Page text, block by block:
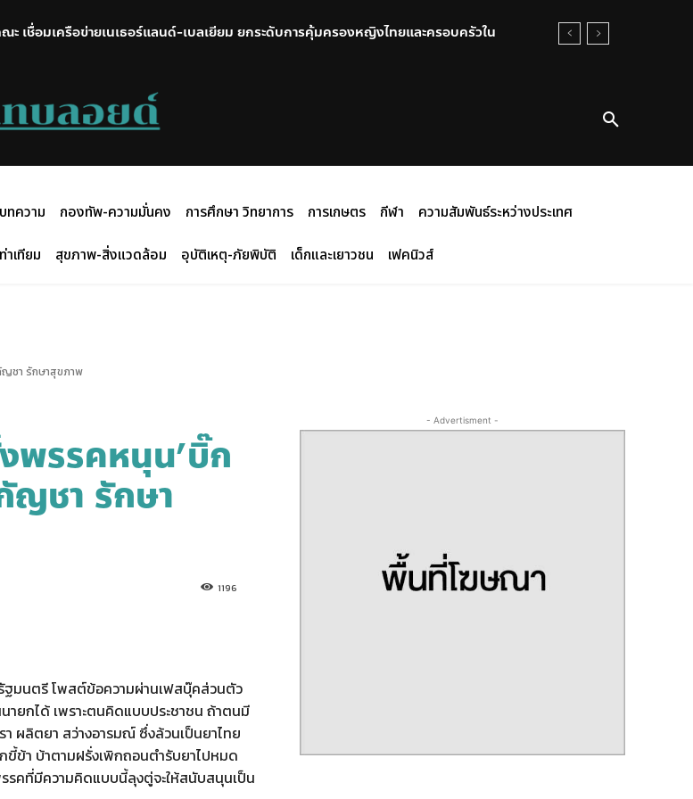
เชื่อมเครือข่ายเนเธอร์แลนด์-เบลเยียม ยกระดับการคุ้มครองหญิงไทยและครอบครัวใน
บทความ กองทัพ-ความมั่นคง การศึกษา วิทยาการ การเกษตร กีฬา
ความสัมพันธ์ระหว่างประเทศ
เทียม สุขภาพ-สิ่งแวดล้อม อุบัติเหตุ-ภัยพิบัติ เด็กและเยาวชน เฟคนิวส์
ชา รักษาสุขภาพ
พรรคหนุน’บิ๊ก
ญชา รักษา
1196
ฐมนตรี โพสต์ข้อความผ่านเฟสบุ๊คส่วนตัว
ยกได้ เพราะตนคิดแบบประชาชน ถ้าตนมี
ผลิตยา สว่างอารมณ์ ซึ่งล้วนเป็นยาไทย
ข้า บ้าตามฝรั่งเพิกถอนตำรับยาไปหมด
รคที่มีความคิดแบบนี้ลุงตู่จะให้สนับสนุนเป็น
- Advertisment -